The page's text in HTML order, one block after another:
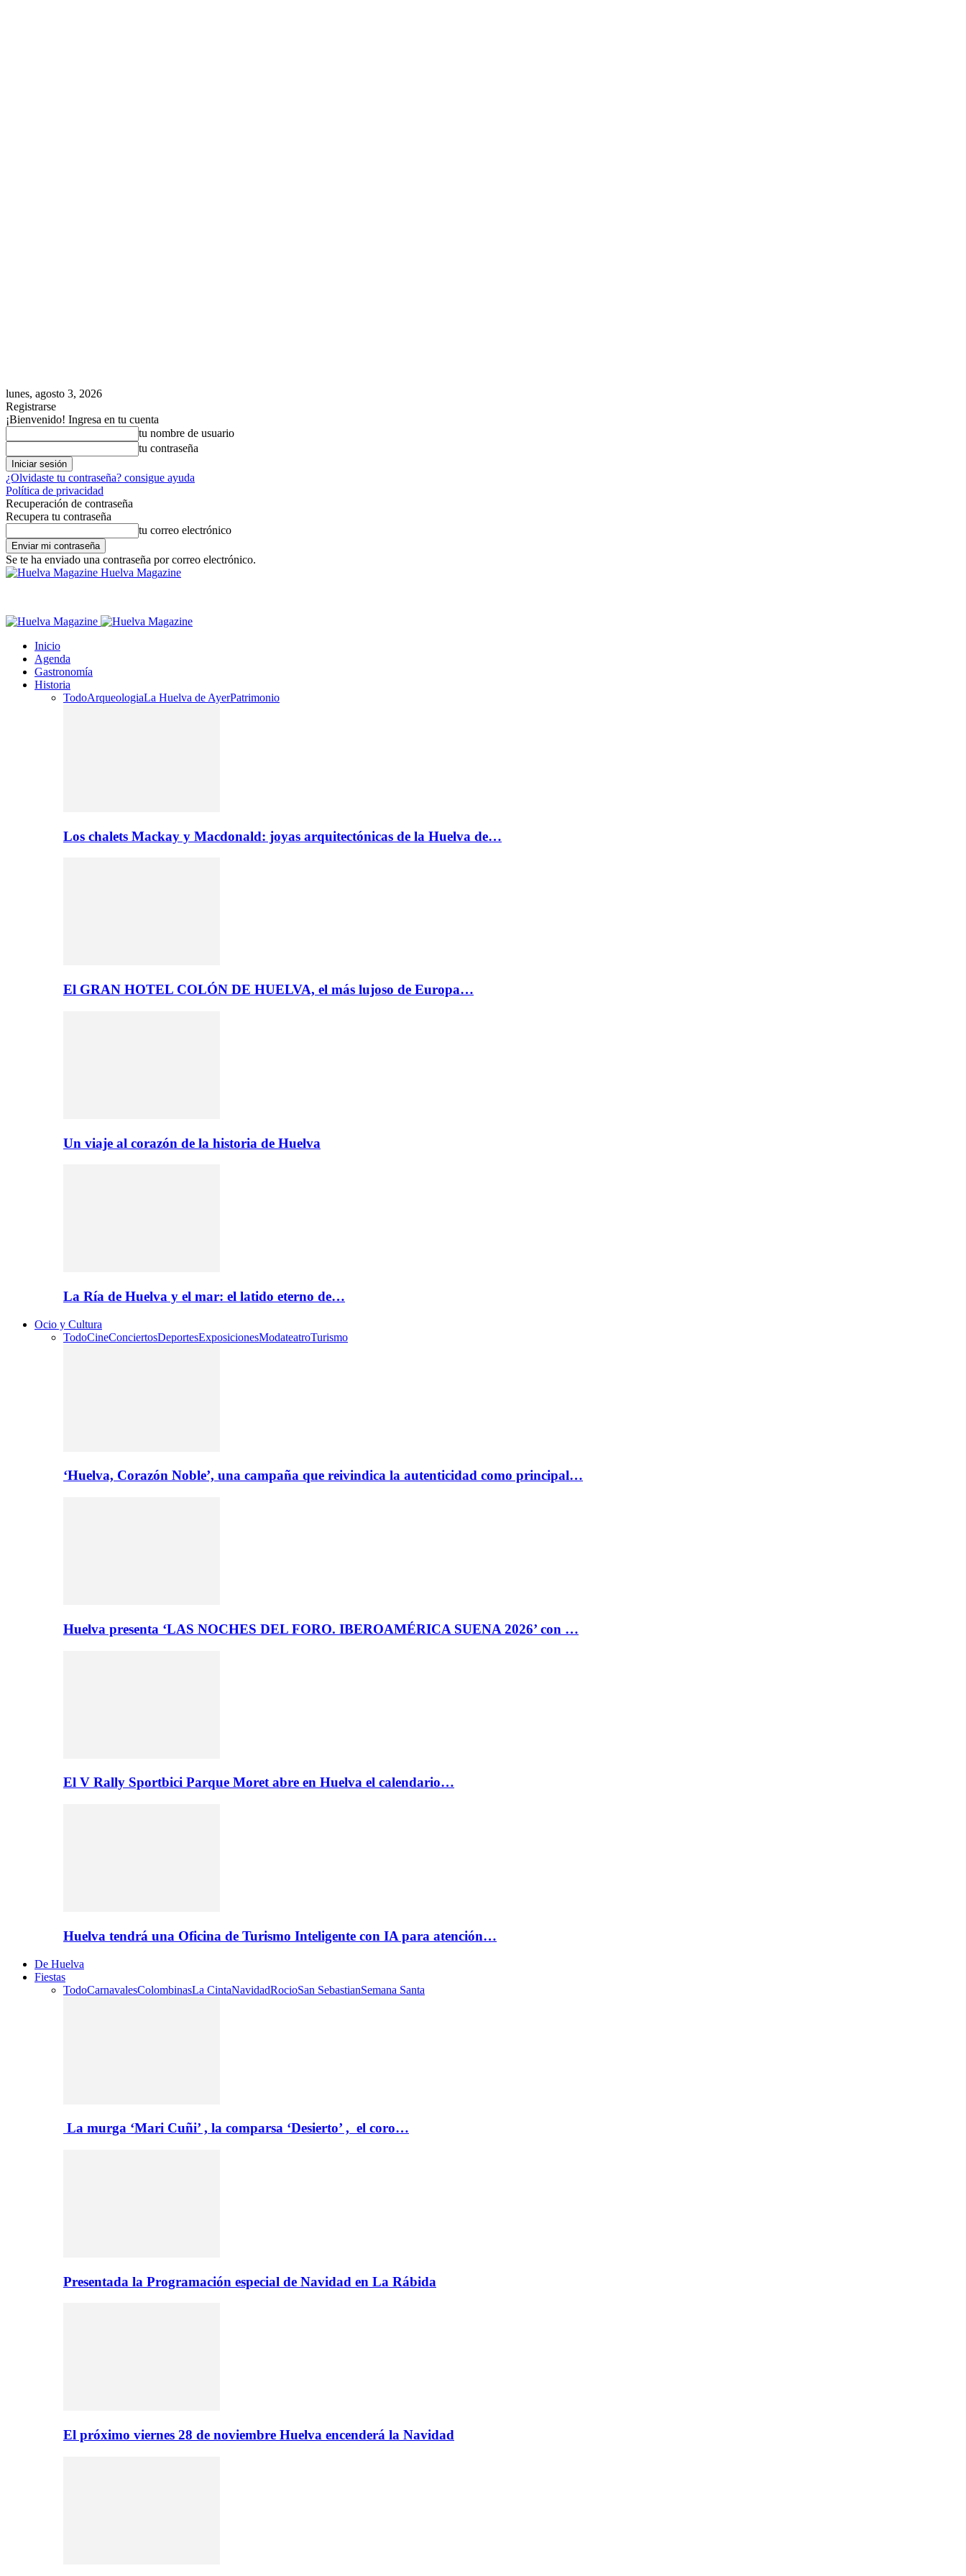
lunes, agosto 3, 2026
Registrarse
¡Bienvenido! Ingresa en tu cuenta
tu nombre de usuario
tu contraseña
¿Olvidaste tu contraseña? consigue ayuda
Política de privacidad
Recuperación de contraseña
Recupera tu contraseña
tu correo electrónico
Se te ha enviado una contraseña por correo electrónico.
Huelva Magazine
Inicio
Agenda
Gastronomía
Historia
TodoArqueologiaLa Huelva de AyerPatrimonio
Los chalets Mackay y Macdonald: joyas arquitectónicas de la Huelva de…
El GRAN HOTEL COLÓN DE HUELVA, el más lujoso de Europa…
Un viaje al corazón de la historia de Huelva
La Ría de Huelva y el mar: el latido eterno de…
Ocio y Cultura
TodoCineConciertosDeportesExposicionesModateatroTurismo
‘Huelva, Corazón Noble’, una campaña que reivindica la autenticidad como principal…
Huelva presenta ‘LAS NOCHES DEL FORO. IBEROAMÉRICA SUENA 2026’ con …
El V Rally Sportbici Parque Moret abre en Huelva el calendario…
Huelva tendrá una Oficina de Turismo Inteligente con IA para atención…
De Huelva
Fiestas
TodoCarnavalesColombinasLa CintaNavidadRocioSan SebastianSemana Santa
La murga ‘Mari Cuñi’ , la comparsa ‘Desierto’ , el coro…
Presentada la Programación especial de Navidad en La Rábida
El próximo viernes 28 de noviembre Huelva encenderá la Navidad